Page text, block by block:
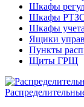
Шкафы
Шкафы
Шкафы
Ящики
Пункты
Щиты ГРЩ